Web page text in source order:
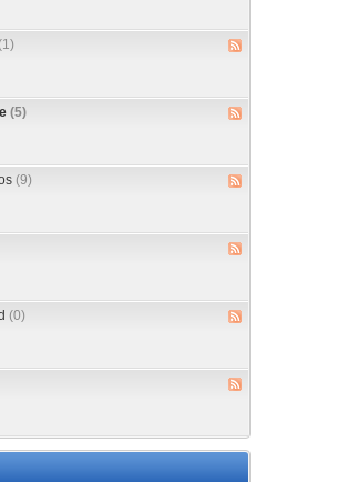
(1)
(5)
(9)
(0)